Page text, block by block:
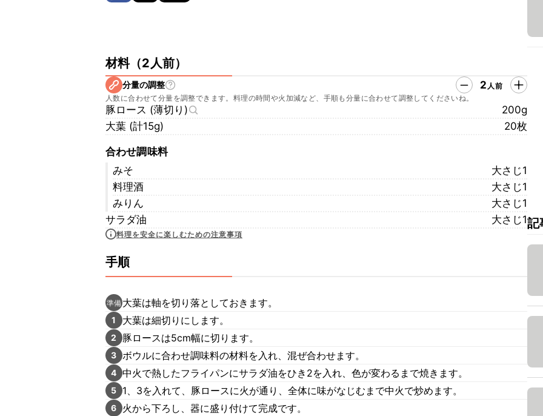
材料（2人前）
分量の調整 2 人前
人数に合わせて分量を調整できます。料理の時間や火加減など、手順も分量に合わせて調整してくださいね。
豚ロース (薄切り)
200g
大葉 (計15g)
20枚
合わせ調味料
みそ
大さじ1
料理酒
大さじ1
みりん
大さじ1
サラダ油
大さじ1
料理を安全に楽しむための注意事項
手順
準備 大葉は軸を切り落としておきます。
1 大葉は細切りにします。
2 豚ロースは5cm幅に切ります。
3 ボウルに合わせ調味料の材料を入れ、混ぜ合わせます。
4 中火で熱したフライパンにサラダ油をひき2を入れ、色が変わるまで焼きます。
5 1、3を入れて、豚ロースに火が通り、全体に味がなじむまで中火で炒めます。
6 火から下ろし、器に盛り付けて完成です。
記